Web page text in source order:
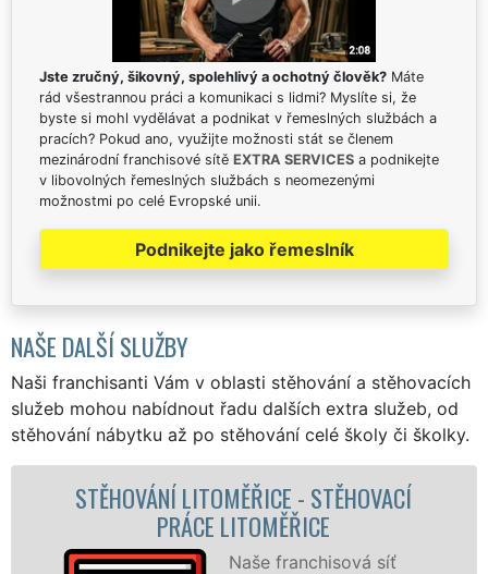
Jste zručný, šikovný, spolehlivý a ochotný člověk? Máte
rád všestrannou práci a komunikaci s lidmi? Myslíte si, že
byste si mohl vydělávat a podnikat v řemeslných službách a
pracích? Pokud ano, využijte možnosti stát se členem
mezinárodní franchisové sítě EXTRA SERVICES a podnikejte
v libovolných řemeslných službách s neomezenými
možnostmi po celé Evropské unii.
Podnikejte jako řemeslník
NAŠE DALŠÍ SLUŽBY
Naši franchisanti Vám v oblasti stěhování a stěhovacích
služeb mohou nabídnout řadu dalších extra služeb, od
stěhování nábytku až po stěhování celé školy či školky.
síť
STĚHOVACÍ SLUŽBA
STĚHOVACÍ FIRMA